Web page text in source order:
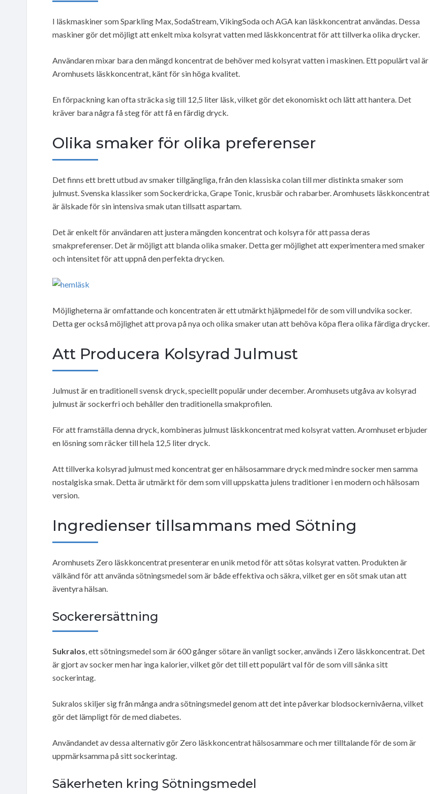
I läskmaskiner som Sparkling Max, SodaStream, VikingSoda och AGA kan läskkoncentrat användas. Dessa
maskiner gör det möjligt att enkelt mixa kolsyrat vatten med läskkoncentrat för att tillverka olika drycker.
Användaren mixar bara den mängd koncentrat de behöver med kolsyrat vatten i maskinen. Ett populärt val är
Aromhusets läskkoncentrat, känt för sin höga kvalitet.
En förpackning kan ofta sträcka sig till 12,5 liter läsk, vilket gör det ekonomiskt och lätt att hantera. Det
kräver bara några få steg för att få en färdig dryck.
Olika smaker för olika preferenser
Det finns ett brett utbud av smaker tillgängliga, från den klassiska colan till mer distinkta smaker som
julmust. Svenska klassiker som Sockerdricka, Grape Tonic, krusbär och rabarber. Aromhusets läskkoncentrat
är älskade för sin intensiva smak utan tillsatt aspartam.
Det är enkelt för användaren att justera mängden koncentrat och kolsyra för att passa deras
smakpreferenser. Det är möjligt att blanda olika smaker. Detta ger möjlighet att experimentera med smaker
och intensitet för att uppnå den perfekta drycken.
Möjligheterna är omfattande och koncentraten är ett utmärkt hjälpmedel för de som vill undvika socker.
Detta ger också möjlighet att prova på nya och olika smaker utan att behöva köpa flera olika färdiga drycker.
Att Producera Kolsyrad Julmust
Julmust är en traditionell svensk dryck, speciellt populär under december. Aromhusets utgåva av kolsyrad
julmust är sockerfri och behåller den traditionella smakprofilen.
För att framställa denna dryck, kombineras julmust läskkoncentrat med kolsyrat vatten. Aromhuset erbjuder
en lösning som räcker till hela 12,5 liter dryck.
Att tillverka kolsyrad julmust med koncentrat ger en hälsosammare dryck med mindre socker men samma
nostalgiska smak. Detta är utmärkt för dem som vill uppskatta julens traditioner i en modern och hälsosam
version.
Ingredienser tillsammans med Sötning
Aromhusets Zero läskkoncentrat presenterar en unik metod för att sötas kolsyrat vatten. Produkten är
välkänd för att använda sötningsmedel som är både effektiva och säkra, vilket ger en söt smak utan att
äventyra hälsan.
Sockerersättning
Sukralos, ett sötningsmedel som är 600 gånger sötare än vanligt socker, används i Zero läskkoncentrat. Det
är gjort av socker men har inga kalorier, vilket gör det till ett populärt val för de som vill sänka sitt
sockerintag.
Sukralos skiljer sig från många andra sötningsmedel genom att det inte påverkar blodsockernivåerna, vilket
gör det lämpligt för de med diabetes.
Användandet av dessa alternativ gör Zero läskkoncentrat hälsosammare och mer tilltalande för de som är
uppmärksamma på sitt sockerintag.
Säkerheten kring Sötningsmedel